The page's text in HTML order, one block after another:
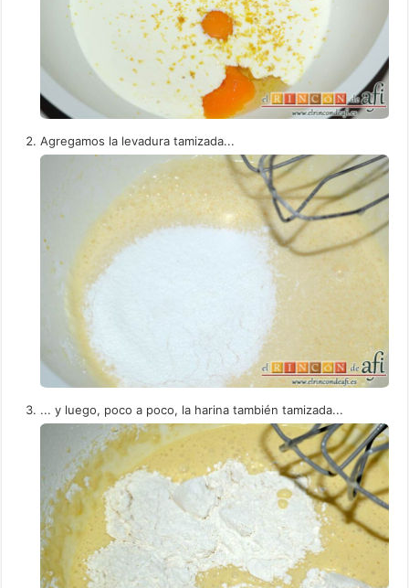
Agregamos la levadura tamizada...
... y luego, poco a poco, la harina también tamizada...